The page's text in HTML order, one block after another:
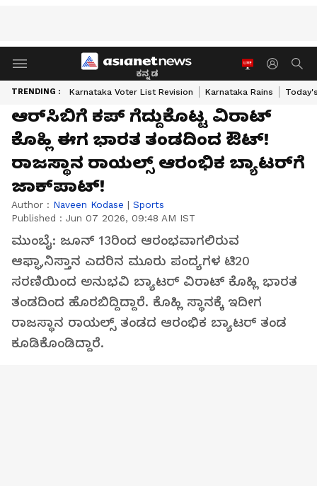
ಕನ್ನಡ
TRENDING : Karnataka Voter List Revision Karnataka Rains
ಆರ್‌ಸಿಬಿಗೆ ಕಪ್ ಗೆದ್ದುಕೊಟ್ಟ ವಿರಾಟ್
ಕೊಹ್ಲಿ ಈಗ ಭಾರತ ತಂಡದಿಂದ ಔಟ್!
ರಾಜಸ್ಥಾನ ರಾಯಲ್ಸ್ ಆರಂಭಿಕ ಬ್ಯಾಟರ್‌ಗೆ
ಜಾಕ್‌ಪಾಟ್!
Author : Naveen Kodase | Sports
Published : Jun 07 2026, 09:48 AM IST
ಮುಂಬೈ: ಜೂನ್ 13ರಿಂದ ಆರಂಭವಾಗಲಿರುವ
ಆಫ್ಘಾನಿಸ್ತಾನ ಎದರಿನ ಮೂರು ಪಂದ್ಯಗಳ ಟಿ20
ಸರಣಿಯಿಂದ ಅನುಭವಿ ಬ್ಯಾಟರ್ ವಿರಾಟ್ ಕೊಹ್ಲಿ ಭಾರತ
ತಂಡದಿಂದ ಹೊರಬಿದ್ದಿದ್ದಾರೆ. ಕೊಹ್ಲಿ ಸ್ಥಾನಕ್ಕೆ ಇದೀಗ
ರಾಜಸ್ಥಾನ ರಾಯಲ್ಸ್ ತಂಡದ ಆರಂಭಿಕ ಬ್ಯಾಟರ್ ತಂಡ
ಕೂಡಿಕೊಂಡಿದ್ದಾರೆ.